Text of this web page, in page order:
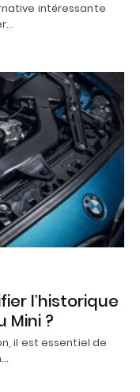
intéressante
l’historique
Mini ?
il est essentiel de